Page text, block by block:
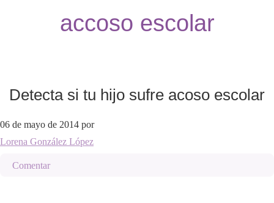
accoso escolar
Detecta si tu hijo sufre acoso escolar
06 de mayo de 2014 por
Lorena González López
Comentar